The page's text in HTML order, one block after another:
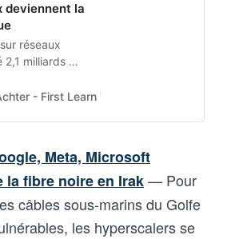
deviennent la
réseaux
milliards de
tous les
- First Learn The Rules. Then Break
Meta, Microsoft
la fibre noire en Irak— Pour
câbles sous-marins du Golfe
les hyperscalers se